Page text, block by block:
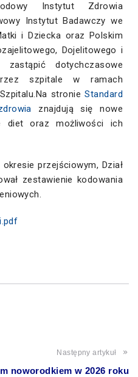
Instytut Zdrowia
Instytut Badawczy we
i Dziecka oraz Polskim
Dojelitowego i
dotychczasowe
szpitale w ramach
stronieStandard
znajdują się nowe
diet oraz możliwości ich
przejściowym, Dział
zestawienie kodowania
Następny artykuł
noworodkiem w 2026 roku